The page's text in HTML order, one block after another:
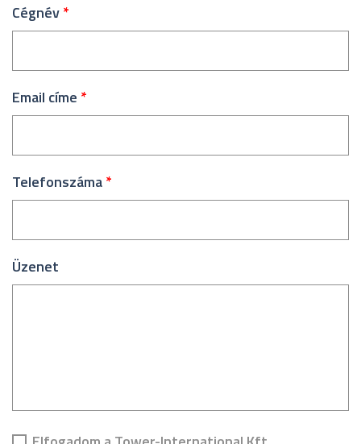
Cégnév*
Email címe *
Telefonszáma*
Üzenet